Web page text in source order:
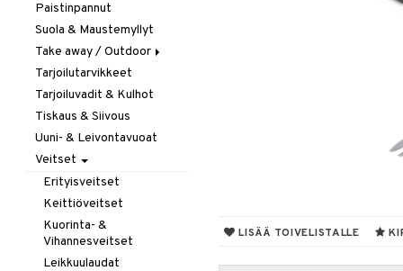
LISÄÄ TOIVELISTALLE
Snapsi- & Aveclasit
Viinilasit
Whiskey- & Konjakkilasit
Syvät lautaset
Paistinpannut
Suola & Maustemyllyt
Take away / Outdoor
Eväslaatikot
Pullot
Termoskannut
Termosmukit
Tarjoilutarvikkeet
Tarjoiluvadit & Kulhot
Tiskaus & Siivous
Uuni- & Leivontavuoat
Veitset
Erityisveitset
Keittiöveitset
Kuorinta- &
Vihannesveitset
Leikkuulaudat